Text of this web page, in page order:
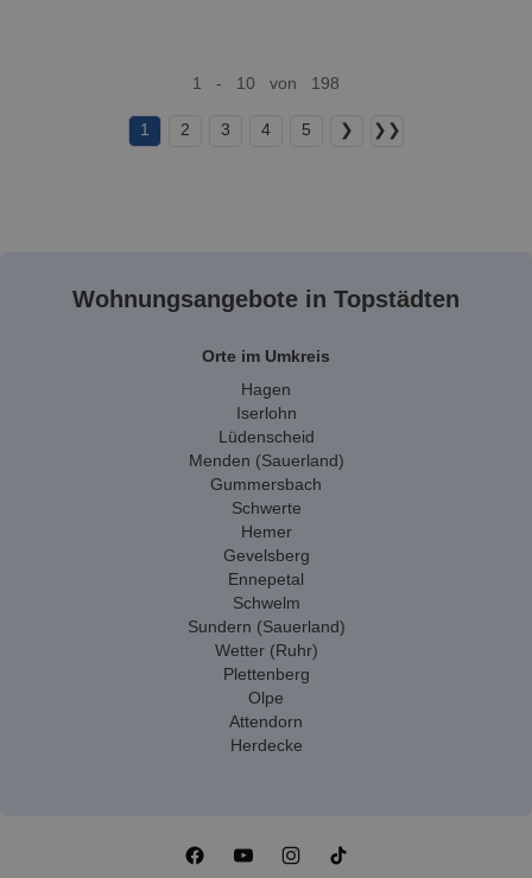
1 - 10 von 198
1 2 3 4 5 ❯ ❯❯
Wohnungsangebote in Topstädten
Orte im Umkreis
Hagen
Iserlohn
Lüdenscheid
Menden (Sauerland)
Gummersbach
Schwerte
Hemer
Gevelsberg
Ennepetal
Schwelm
Sundern (Sauerland)
Wetter (Ruhr)
Plettenberg
Olpe
Attendorn
Herdecke